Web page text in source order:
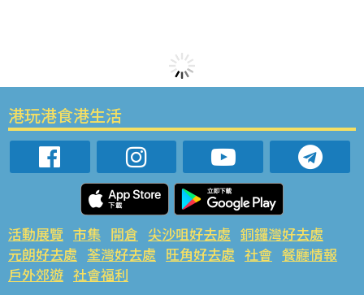
港玩港食港生活
活動展覽 市集 開倉 尖沙咀好去處 銅鑼灣好去處
元朗好去處 荃灣好去處 旺角好去處 社會 餐廳情報
戶外郊遊 社會福利